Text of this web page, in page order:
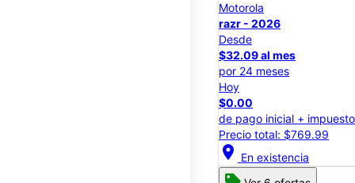
Motorola
razr - 2026
Desde
$32.09 al mes
por 24 meses
Hoy
$0.00
de pago inicial +
Precio total: $769.99
location_on En existencia